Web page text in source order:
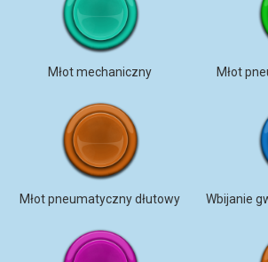
Młot mechaniczny Młot
Młot pneumatyczny dłutowy